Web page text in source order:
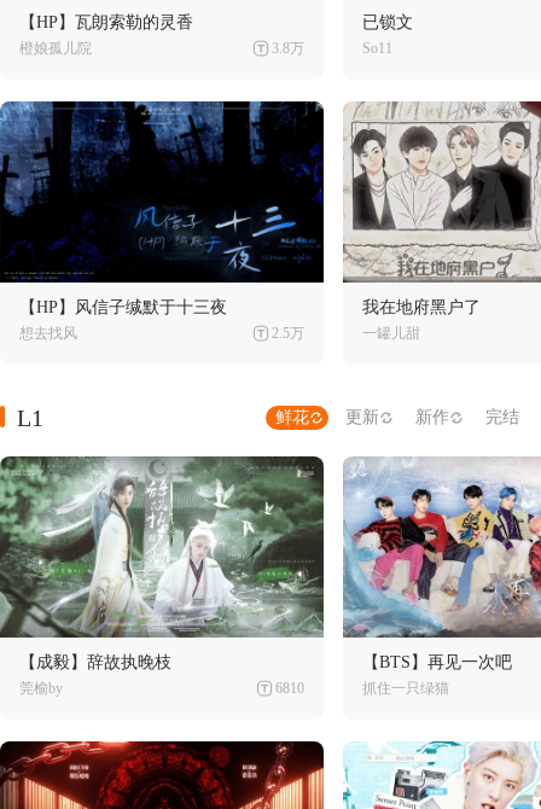
【HP】瓦朗索勒的灵香
橙娘孤儿院 3.8万
已锁文
So11
【HP】风信子缄默于十三夜
想去找风 2.5万
我在地府黑户了
一罐儿甜
L1 鲜花 更新 新作 完结
【成毅】辞故执晚枝
莞榆by 6810
【BTS】再见一次吧
抓住一只绿猫